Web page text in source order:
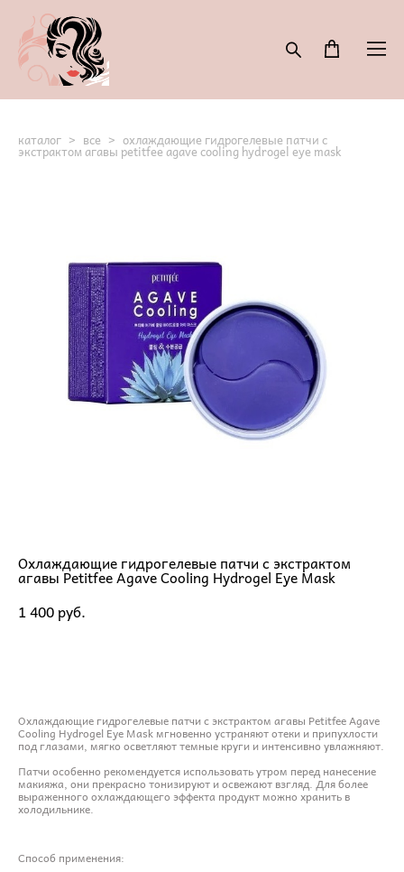
каталог > все > охлаждающие гидрогелевые патчи с
экстрактом агавы petitfee agave cooling hydrogel eye mask
Охлаждающие гидрогелевые патчи с экстрактом
агавы Petitfee Agave Cooling Hydrogel Eye Mask
1 400 pуб.
Охлаждающие гидрогелевые патчи с экстрактом агавы Petitfee Agave
Cooling Hydrogel Eye Mask мгновенно устраняют отеки и припухлости
под глазами, мягко осветляют темные круги и интенсивно увлажняют.
Патчи особенно рекомендуется использовать утром перед нанесение
макияжа, они прекрасно тонизируют и освежают взгляд. Для более
выраженного охлаждающего эффекта продукт можно хранить в
холодильнике.
Способ применения: